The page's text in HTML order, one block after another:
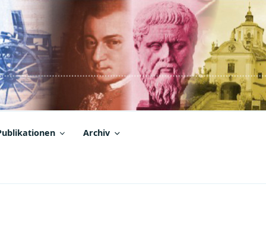
Archiv